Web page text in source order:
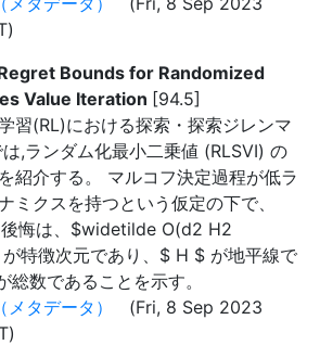
Bounds for Randomized
Value Iteration [94.5]
習(RL)における探索・探索ジレンマ
,ランダム化最小二乗値 (RLSVI) の
紹介する。 マルコフ決定過程が低ラ
ミクスを持つという仮定の下で、
後悔は、$widetilde O(d2 H2
特徴次元であり、$ H $ が地平線で
数であることを示す。
タデータ）
(Fri, 8 Sep 2023